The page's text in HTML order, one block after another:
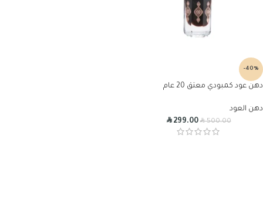
-40%
دهن عود كمبودي معتق 20 عام
دهن العود
R500.00
R299.00